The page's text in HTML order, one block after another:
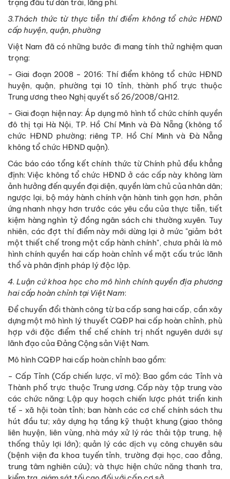
trạng đầu tư dàn trải, lãng phí.
3.Thách thức từ thực tiễn thí điểm không tổ chức HĐND
cấp huyện, quận, phường
Việt Nam đã có những bước đi mang tính thử nghiệm quan
trọng:
- Giai đoạn 2008 - 2016: Thí điểm không tổ chức HĐND
huyện, quận, phường tại 10 tỉnh, thành phố trực thuộc
Trung ương theo Nghị quyết số 26/2008/QH12.
- Giai đoạn hiện nay: Áp dụng mô hình tổ chức chính quyền
đô thị tại Hà Nội, TP. Hồ Chí Minh và Đà Nẵng (không tổ
chức HĐND phường; riêng TP. Hồ Chí Minh và Đà Nẵng
không tổ chức HĐND quận).
Các báo cáo tổng kết chính thức từ Chính phủ đều khẳng
định: Việc không tổ chức HĐND ở các cấp này không làm
ảnh hưởng đến quyền đại diện, quyền làm chủ của nhân dân;
ngược lại, bộ máy hành chính vận hành tinh gọn hơn, phản
ứng nhanh nhạy hơn trước các yêu cầu của thực tiễn, tiết
kiệm hàng nghìn tỷ đồng ngân sách chi thường xuyên. Tuy
nhiên, các đợt thí điểm này mới dừng lại ở mức "giảm bớt
một thiết chế trong một cấp hành chính", chưa phải là mô
hình chính quyền hai cấp hoàn chỉnh về mặt cấu trúc lãnh
thổ và phân định pháp lý độc lập.
4. Luận cứ khoa học cho mô hình chính quyền địa phương
hai cấp hoàn chỉnh tại Việt Nam:
Để chuyển đổi thành công từ ba cấp sang hai cấp, cần xây
dựng một mô hình lý thuyết CQĐP hai cấp hoàn chỉnh, phù
hợp với đặc điểm thể chế chính trị nhất nguyên dưới sự
lãnh đạo của Đảng Cộng sản Việt Nam.
Mô hình CQĐP hai cấp hoàn chỉnh bao gồm:
- Cấp Tỉnh (Cấp chiến lược, vĩ mô): Bao gồm các Tỉnh và
Thành phố trực thuộc Trung ương. Cấp này tập trung vào
các chức năng: Lập quy hoạch chiến lược phát triển kinh
tế - xã hội toàn tỉnh; ban hành các cơ chế chính sách thu
hút đầu tư; xây dựng hạ tầng kỹ thuật khung (giao thông
liên huyện, liên vùng, nhà máy xử lý rác thải tập trung, hệ
thống thủy lợi lớn); quản lý các dịch vụ công chuyên sâu
(bệnh viện đa khoa tuyến tỉnh, trường đại học, cao đẳng,
trung tâm nghiên cứu); và thực hiện chức năng thanh tra,